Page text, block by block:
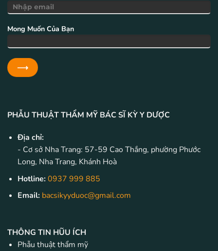
Mong Muốn Của Bạn
PHẪU THUẬT THẨM MỸ BÁC SĨ KỲ Y DƯỢC
Địa chỉ:
- Cơ sở Nha Trang: 57-59 Cao Thắng, phường Phước
Long, Nha Trang, Khánh Hoà
Hotline:0937 999 885
Email: bacsikyyduoc@gmail.com
THÔNG TIN HŨU ÍCH
Phẫu thuật thẩm mỹ